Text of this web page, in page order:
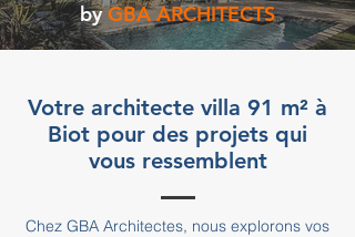
by GBA ARCHITECTS
Votre architecte villa 91 m² à
Biot pour des projets qui
vous ressemblent
Chez GBA Architectes, nous explorons vos